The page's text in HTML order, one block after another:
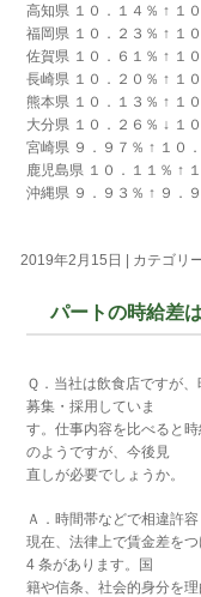
高知県 １０．１４％ ↑ １
福岡県 １０．２３％ ↑ １
佐賀県 １０．６１％ ↑ １
長崎県 １０．２０％ ↑ １
熊本県 １０．１３％ ↑ １
大分県 １０．２６％ ↓ １
宮崎県 ９．９７％ ↑ １０
鹿児島県 １０．１１％ ↑
沖縄県 ９．９３％ ↑ ９．
2019年2月15日 カテゴリ
パートの時給差
Ｑ．当社は飲食店ですが
募集・採用していま
す。仕事内容を比べると
のようですが、今後見
直しが必要でしょうか。
Ａ．時間帯などで相違許容
現在、法律上で賃金差を
4 条があります。国
籍や信条、社会的身分を